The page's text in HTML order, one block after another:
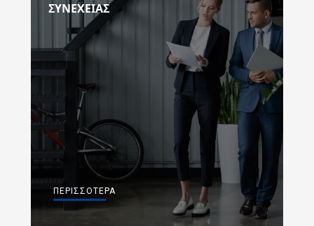
ΣΥΝΕΧΕΙΑΣ
ΠΕΡΙΣΣΌΤΕΡΑ